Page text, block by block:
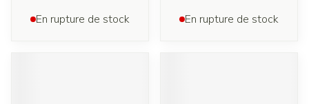
En rupture de stock En rupture de stock